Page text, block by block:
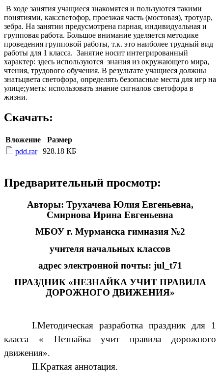
В ходе занятия учащиеся знакомятся и пользуются такими
понятиями, как:светофор, проезжая часть (мостовая), тротуар,
зебра. На занятии предусмотрена парная, индивидуальная и
групповая работа. Большое внимание уделяется методике
проведения групповой работы, т.к. это наиболее трудный вид
работы для 1 класса. Занятие носит интегрированный
характер: здесь используются знания из окружающего мира,
чтения, трудового обучения. В результате учащиеся должны
знатьцвета светофора определять безопасные места для игр на
улице;уметь: использовать знание сигналов светофора в
жизни.
Скачать:
Вложение
Размер
pdd.rar
928.18 КБ
Предварительный просмотр:
Авторы: Трухачева Юлия Евгеньевна,
Смирнова Ирина Евгеньевна
МБОУ г. Мурманска гимназия №2
учителя начальных классов
адрес электронной почты: jul_t71
ПРАЗДНИК «НЕЗНАЙКА УЧИТ ПРАВИЛА
ДОРОЖНОГО ДВИЖЕНИЯ»
I.Методическая разработка праздник для 1
класса « Незнайка учит правила дорожного
движения».
II.Краткая аннотация.